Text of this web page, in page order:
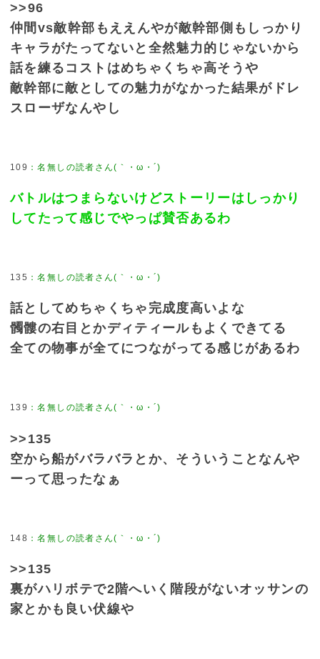
>>96
仲間vs敵幹部もええんやが敵幹部側もしっかり
キャラがたってないと全然魅力的じゃないから
話を練るコストはめちゃくちゃ高そうや
敵幹部に敵としての魅力がなかった結果がドレ
スローザなんやし
109
バトルはつまらないけどストーリーはしっかり
してたって感じでやっぱ賛否あるわ
135
話としてめちゃくちゃ完成度高いよな
髑髏の右目とかディティールもよくできてる
全ての物事が全てにつながってる感じがあるわ
139
>>135
空から船がバラバラとか、そういうことなんや
ーって思ったなぁ
148
>>135
裏がハリボテで2階へいく階段がないオッサンの
家とかも良い伏線や